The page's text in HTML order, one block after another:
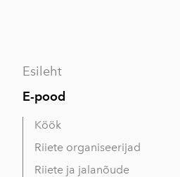
Esileht
E-pood
Köök
Riiete organiseerijad
Riiete ja jalanõude